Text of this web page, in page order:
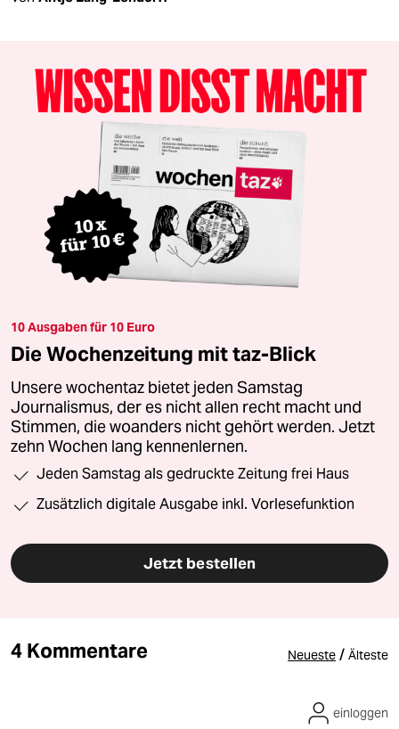
10 Ausgaben für 10 Euro
Die Wochenzeitung mit taz-Blick
Unsere wochentaz bietet jeden Samstag
Journalismus, der es nicht allen recht macht und
Stimmen, die woanders nicht gehört werden. Jetzt
zehn Wochen lang kennenlernen.
Jeden Samstag als gedruckte Zeitung frei Haus
Zusätzlich digitale Ausgabe inkl. Vorlesefunktion
Jetzt bestellen
4 Kommentare Neueste / Älteste
einloggen